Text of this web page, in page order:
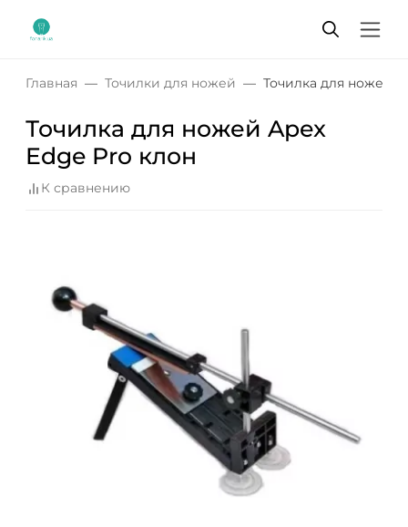
Главная Точилки для ножей Точилка для ножей
Точилка для ножей Apex
Edge Pro клон
К сравнению